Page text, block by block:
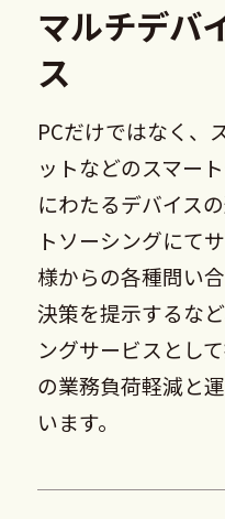
マルチデバ
ス
PCだけではなく、
ットなどのスマー
にわたるデバイス
トソーシングにて
様からの各種問い
決策を提示するな
ングサービスとし
の業務負荷軽減と
います。